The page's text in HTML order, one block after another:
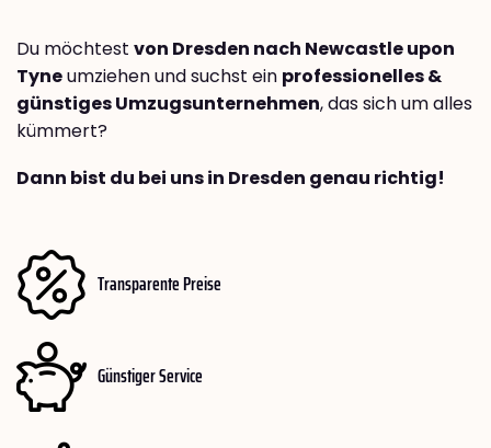
Du möchtest von Dresden nach Newcastle upon
Tyneumziehen und suchst ein professionelles &
günstiges Umzugsunternehmen, das sich um alles
kümmert?
Dann bist du bei uns in Dresden genau richtig!
Transparente Preise
Günstiger Service